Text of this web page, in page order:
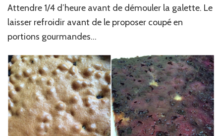
Attendre 1/4 d’heure avant de démouler la galette. Le
laisser refroidir avant de le proposer coupé en
portions gourmandes…